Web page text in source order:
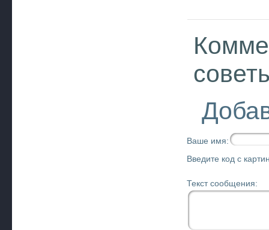
Ваше имя:
Введите код с
Текст сообщения: